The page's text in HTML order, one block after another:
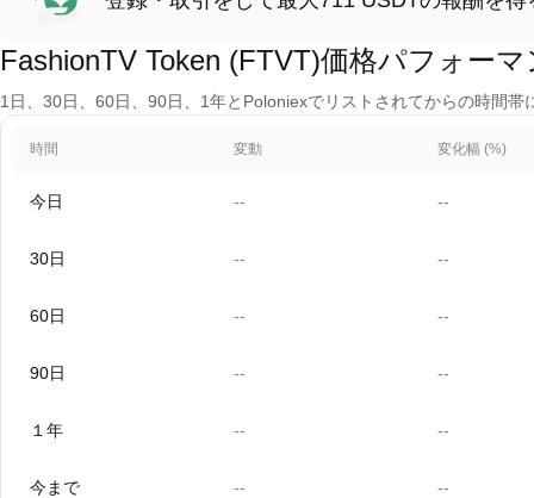
FashionTV Token (FTVT)価格パフォー
1日、30日、60日、90日、1年とPoloniexでリストされてからの時間
時間 変動 変化幅 (%)
今日 -- --
30日 -- --
60日 -- --
90日 -- --
１年 -- --
今まで -- --